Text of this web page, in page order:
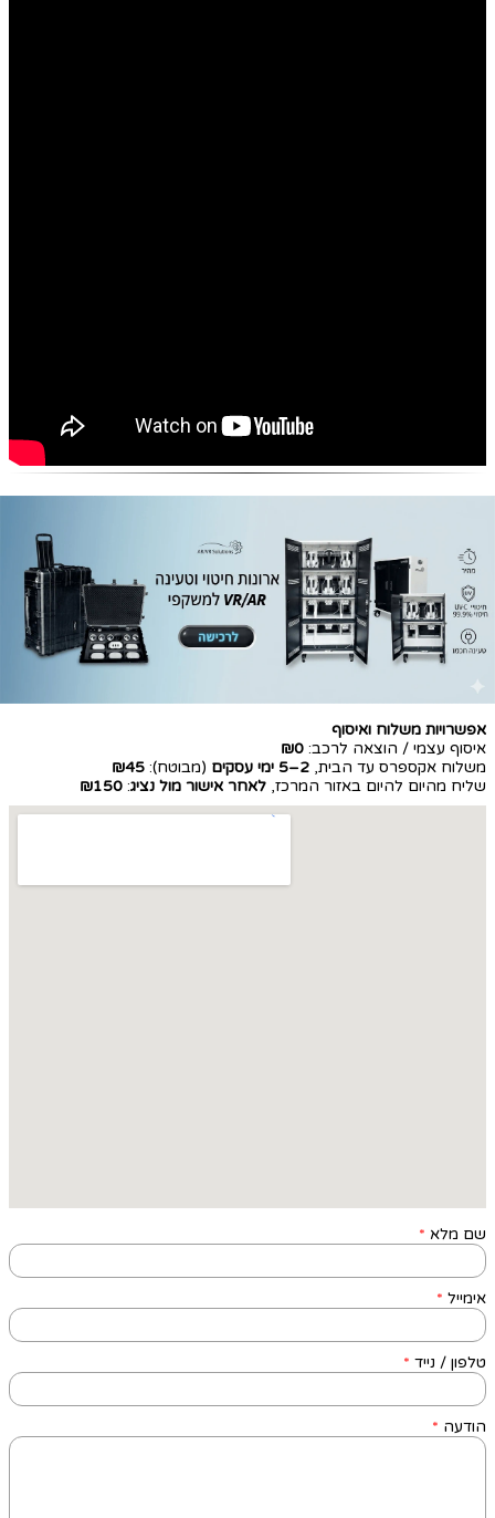
אפשרויות משלוח ואיסוף
איסוף עצמי / הוצאה לרכב: ₪0
משלוח אקספרס עד הבית, 2–5 ימי עסקים (מבוטח): ₪45
שליח מהיום להיום באזור המרכז, לאחר אישור מול נציג:
₪150
שם מלא *
אימייל *
טלפון / נייד *
הודעה *